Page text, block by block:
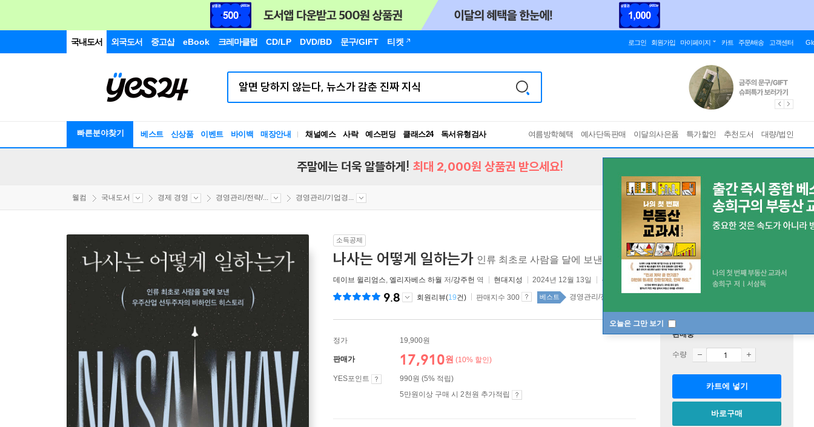
국내도서 외국도서 중고샵 eBook 크레마클럽 CD/LP DVD/BD 문구/GIFT 티켓 로그인 회원가입 마이페이지 카트 주문/배송 고객센터
빠른분야찾기 베스트 신상품 이벤트 바이백 매장안내 채널예스 사락 예스펀딩 클래스24
독서유형검사
RBTI Lab
여름방학혜택 예사단독판매 이달의사은품 특가할인 추천도서 대량/법인
오늘은 그만 보기
주말에는 더욱 알뜰하게! 최대 2,000원 상품권 받으세요!
웰컴 국내도서 경제 경영 경영관리/전략/... 경영관리/기업경...
소득공제
나사는 어떻게 일하는가 인류 최초로 사람을 달에 보낸 우주산업 선두주자의 비하인드 히스토리
데이브 윌리엄스, 엘리자베스 하월 저/강주헌 역 현대지성 2024년 12월 13일 원제 : Leadership Moments from NASA
9.8 회원리뷰(19건) 판매지수 300 베스트 경영관리/전략/경영학 top100 2주
정가 19,900원
판매가 17,910원 (10% 할인)
YES포인트
990원 (5% 적립)
5만원이상 구매 시 2천원 추가적립
판매중
수량
카트에 넣기
바로구매